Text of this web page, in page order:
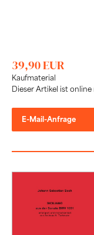
39,90 EUR
Kaufmaterial
Dieser Artikel ist
E-Mail-Anfrage